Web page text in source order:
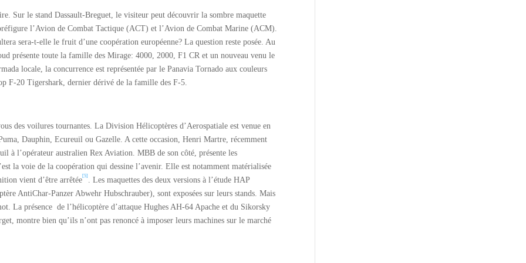
Sur le stand Dassault-Breguet, le visiteur peut découvrir la sombre maquette
l’Avion de Combat Tactique (ACT) et l’Avion de Combat Marine (ACM).
sera-t-elle le fruit d’une coopération européenne? La question reste posée. Au
présente toute la famille des Mirage: 4000, 2000, F1 CR et un nouveau venu le
locale, la concurrence est représentée par le Panavia Tornado aux couleurs
F-20 Tigershark, dernier dérivé de la famille des F-5.
des voilures tournantes. La Division Hélicoptères d’Aerospatiale est venue en
Dauphin, Ecureuil ou Gazelle. A cette occasion, Henri Martre, récemment
l’opérateur australien Rex Aviation. MBB de son côté, présente les
la voie de la coopération qui dessine l’avenir. Elle est notamment matérialisée
vient d’être arrêtée[5] . Les maquettes des deux versions à l’étude HAP
AntiChar-Panzer Abwehr Hubschrauber), sont exposées sur leurs stands. Mais
La présence de l’hélicoptère d’attaque Hughes AH-64 Apache et du Sikorsky
montre bien qu’ils n’ont pas renoncé à imposer leurs machines sur le marché